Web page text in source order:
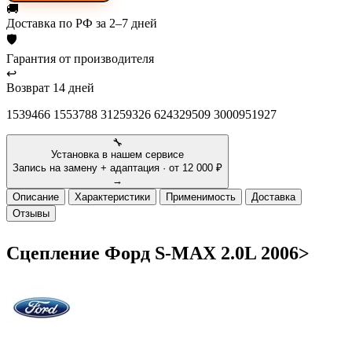
🚚
Доставка по РФ за 2–7 дней
🛡
Гарантия от производителя
↩
Возврат 14 дней
1539466 1553788 31259326 624329509 3000951927
🔧
Установка в нашем сервисе
Запись на замену + адаптация · от 12 000 ₽
→
Описание
Характеристики Применимость
Доставка
Отзывы
Сцепление Форд S-MAX 2.0L 2006>